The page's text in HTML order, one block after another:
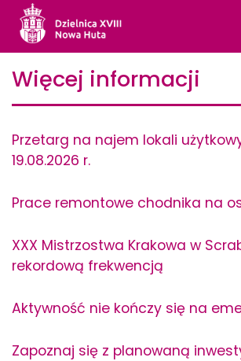
Strona główna - 18
Więcej informacji
Przetarg na najem lokali
19.08.2026 r.
Prace remontowe chodnika na
XXX Mistrzostwa Krakowa w
rekordową frekwencją
Aktywność nie kończy się na
Zapoznaj się z planowaną